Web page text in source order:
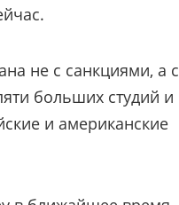
не с санкциями, а с
больших студий и
и американские